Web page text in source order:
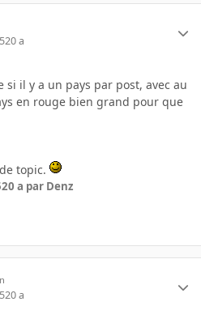
20 a
il y a un pays par post, avec au
en rouge bien grand pour que
topic.
20 a par Denz
20 a